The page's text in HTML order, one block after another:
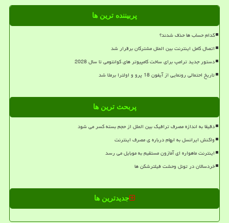
پربیننده ترین ها
کدام حساب ها حذف شدند؟
اتصال کامل اینترنت بین الملل مشترکان برقرار شد
دستور جدید ترامپ برای ساخت کامپیوتر های کوانتومی تا سال 2028
تاریخ احتمالی رونمایی از آیفون 18 پرو و اولترا برملا شد
پربحث ترین ها
دقیقا به اندازه مصرف ترافیک بین الملل از حجم بسته کسر می شود
واکنش ایرانسل به ابهام درباره ی مصرف اینترنت
اینترنت ماهواره ای آمازون مستقیم به موبایل می رسد
خردسالان در تونل وحشت فیلترشکن ها
جدیدترین ها